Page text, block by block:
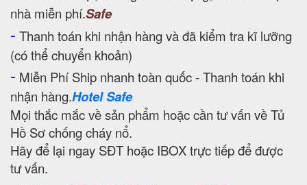
nhà miễn phí.Safe
- Thanh toán khi nhận hàng và đã kiểm tra kĩ lưỡng
(có thể chuyển khoản)
- Miễn Phí Ship nhanh toàn quốc - Thanh toán khi
nhận hàng.Hotel Safe
Mọi thắc mắc về sản phẩm hoặc cần tư vấn về Tủ
Hồ Sơ chống cháy nổ.
Hãy để lại ngay SĐT hoặc IBOX trực tiếp để được
tư vấn.